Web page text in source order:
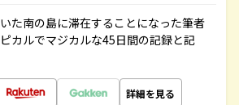
た南の島に滞在することになった筆者
カルでマジカルな45日間の記録と記
詳細を見る